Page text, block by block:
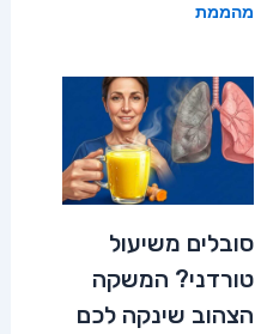
מהממת
סובלים משיעול
טורדני? המשקה
הצהוב שינקה לכם